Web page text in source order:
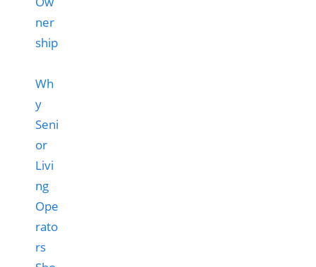
Wh
y
Seni
or
Livi
ng
Ope
rato
rs